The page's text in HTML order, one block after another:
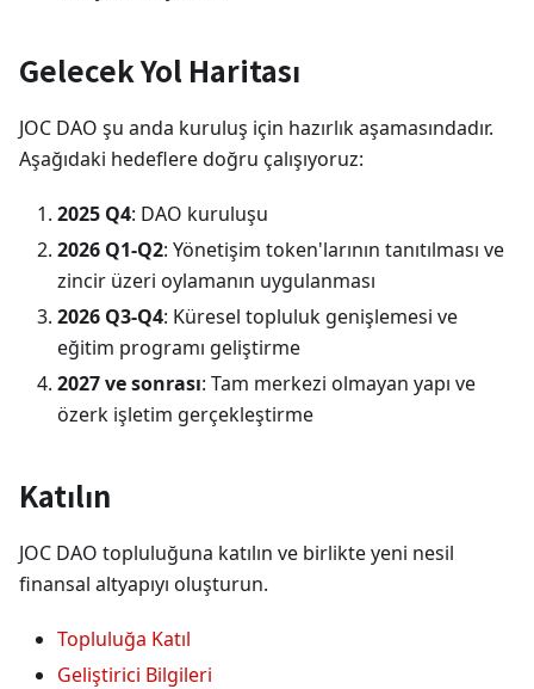
Gelecek Yol Haritası
JOC DAO şu anda kuruluş için hazırlık aşamasındadır.
Aşağıdaki hedeflere doğru çalışıyoruz:
2025 Q4: DAO kuruluşu
2026 Q1-Q2: Yönetişim token'larının tanıtılması ve
zincir üzeri oylamanın uygulanması
2026 Q3-Q4: Küresel topluluk genişlemesi ve
eğitim programı geliştirme
2027 ve sonrası: Tam merkezi olmayan yapı ve
özerk işletim gerçekleştirme
Katılın
JOC DAO topluluğuna katılın ve birlikte yeni nesil
finansal altyapıyı oluşturun.
Topluluğa Katıl
Geliştirici Bilgileri